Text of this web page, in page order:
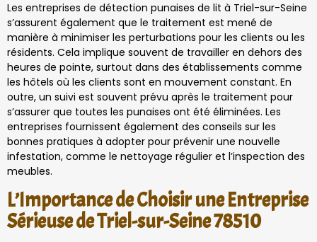
Les entreprises de détection punaises de lit à Triel-sur-Seine
s’assurent également que le traitement est mené de
manière à minimiser les perturbations pour les clients ou les
résidents. Cela implique souvent de travailler en dehors des
heures de pointe, surtout dans des établissements comme
les hôtels où les clients sont en mouvement constant. En
outre, un suivi est souvent prévu après le traitement pour
s’assurer que toutes les punaises ont été éliminées. Les
entreprises fournissent également des conseils sur les
bonnes pratiques à adopter pour prévenir une nouvelle
infestation, comme le nettoyage régulier et l’inspection des
meubles.
L’Importance de Choisir une Entreprise
Sérieuse de Triel-sur-Seine 78510